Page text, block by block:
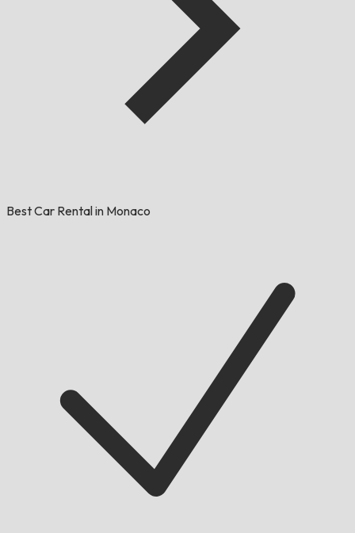
Best Car Rental in Monaco